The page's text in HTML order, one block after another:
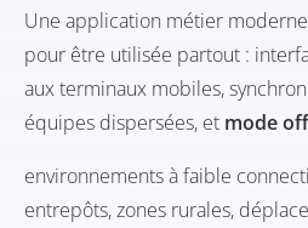
Une application métier
pour être utilisée partout :
aux terminaux mobiles,
équipes dispersées, et mode
environnements à faible
entrepôts, zones rurales,